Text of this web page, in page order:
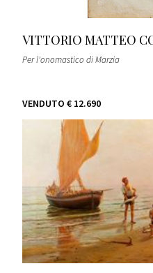
VITTORIO MATTEO
Per l'onomastico di Marzia
VENDUTO € 12.690